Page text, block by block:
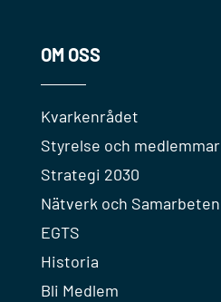
OM OSS
Kvarkenrådet
Styrelse och medlemmar
Strategi 2030
Nätverk och Samarbeten
EGTS
Historia
Bli Medlem